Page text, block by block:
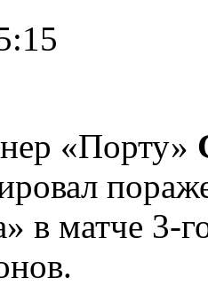
«Порту»
в матче 3-